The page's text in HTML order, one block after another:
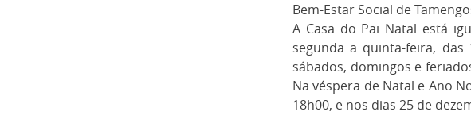
Bem-Estar Social de
A Casa do Pai Natal está
segunda a quinta-feira, das
sábados, domingos e
Na véspera de Natal e Ano
18h00, e nos dias 25 de